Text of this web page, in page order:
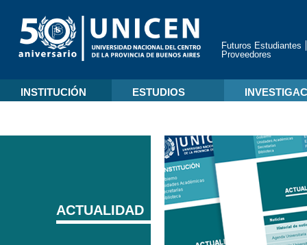
Futuros Estudiantes
Proveedores
INSTITUCIÓN ESTUDIOS
ACTUALIDAD